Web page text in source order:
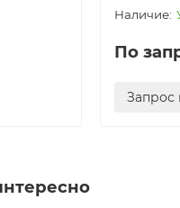
По
Запрос